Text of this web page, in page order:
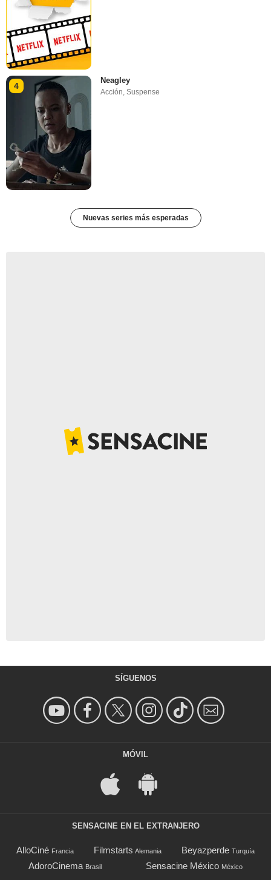
4
Neagley
Acción,Suspense
Nuevas series más esperadas
SÍGUENOS
MÓVIL
SENSACINE EN EL EXTRANJERO
AlloCiné Francia Filmstarts Alemania Beyazperde Turquía
AdoroCinema Brasil Sensacine México México